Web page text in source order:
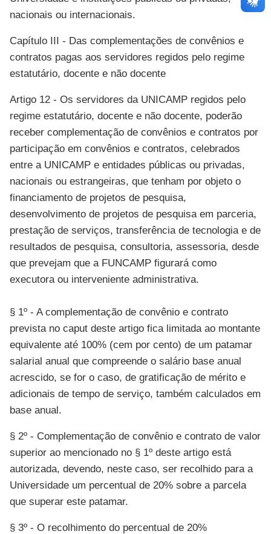
nacionais ou internacionais.
Capítulo III - Das complementações de convênios e
contratos pagas aos servidores regidos pelo regime
estatutário, docente e não docente
Artigo 12 - Os servidores da UNICAMP regidos pelo
regime estatutário, docente e não docente, poderão
receber complementação de convênios e contratos por
participação em convênios e contratos, celebrados
entre a UNICAMP e entidades públicas ou privadas,
nacionais ou estrangeiras, que tenham por objeto o
financiamento de projetos de pesquisa,
desenvolvimento de projetos de pesquisa em parceria,
prestação de serviços, transferência de tecnologia e de
resultados de pesquisa, consultoria, assessoria, desde
que prevejam que a FUNCAMP figurará como
executora ou interveniente administrativa.
§ 1º - A complementação de convênio e contrato
prevista no caput deste artigo fica limitada ao montante
equivalente até 100% (cem por cento) de um patamar
salarial anual que compreende o salário base anual
acrescido, se for o caso, de gratificação de mérito e
adicionais de tempo de serviço, também calculados em
base anual.
§ 2º - Complementação de convênio e contrato de valor
superior ao mencionado no § 1º deste artigo está
autorizada, devendo, neste caso, ser recolhido para a
Universidade um percentual de 20% sobre a parcela
que superar este patamar.
§ 3º - O recolhimento do percentual de 20%